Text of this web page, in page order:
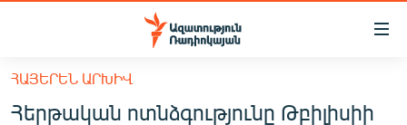
Մատչելիության
հիմնական
բովանդակությանը
ՀԱՅԵՐԵՆ ԱՐԽԻՎ
Հերթական ոտնձգությունը Թբիլիսիի